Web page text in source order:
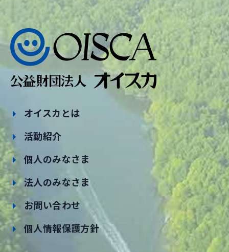
オイスカとは
活動紹介
個人のみなさま
法人のみなさま
お問い合わせ
個人情報保護方針